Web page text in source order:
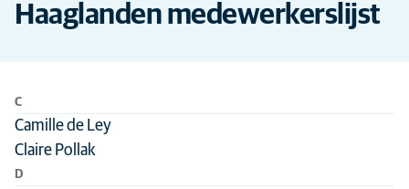
Haaglanden medewerkerslijst
C
Camille de Ley
Claire Pollak
D